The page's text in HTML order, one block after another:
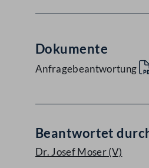
Dokumente
Anfragebeantwortung
Beantwortet
Dr. Josef Moser(V)